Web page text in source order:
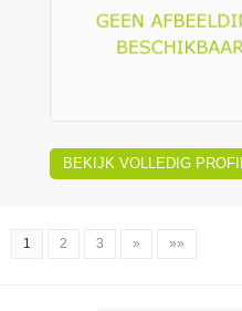
BEKIJK VOLLEDIG
1 2 3 » »»